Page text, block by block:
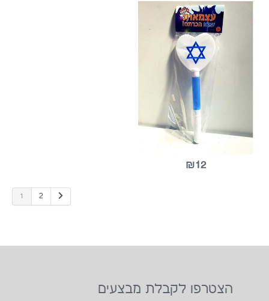
אורות מהבהבים
1 2
הצטרפו לקבלת מבצעים